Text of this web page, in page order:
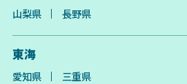
山梨県 長野県
東海
愛知県 三重県